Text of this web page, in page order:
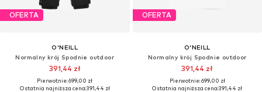
OFERTA
O'NEILL
Normalny krój Spodnie outdoor
391,44 zł
Pierwotnie: 699,00 zł
Ostatnia najniższa cena:391,44 zł
OFERTA
O'NEILL
Normalny krój Spodnie outdoor
391,44 zł
Pierwotnie: 699,00 zł
Ostatnia najniższa cena:391,44 zł